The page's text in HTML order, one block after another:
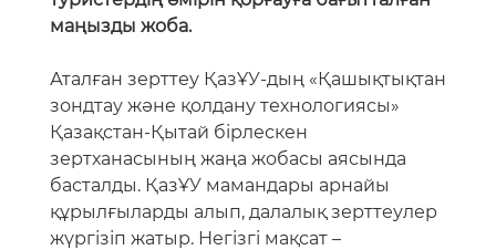
маңызды жоба.
Аталған зерттеу ҚазҰУ-дың «Қашықтықтан
зондтау және қолдану технологиясы»
Қазақстан-Қытай бірлескен
зертханасының жаңа жобасы аясында
басталды. ҚазҰУ мамандары арнайы
құрылғыларды алып, далалық зерттеулер
жүргізіп жатыр. Негізгі мақсат –